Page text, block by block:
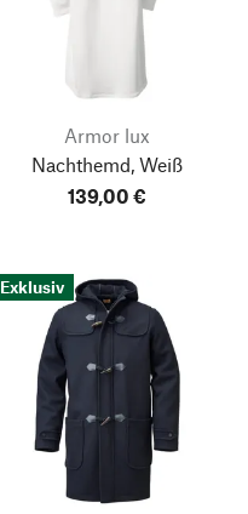
Armor lux
Nachthemd, Weiß
139,00 €
Exklusiv